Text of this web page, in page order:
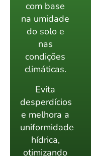
com base
na umidade
do solo e
nas
condições
climáticas.
Evita
desperdícios
e melhora a
uniformidade
hídrica,
otimizando